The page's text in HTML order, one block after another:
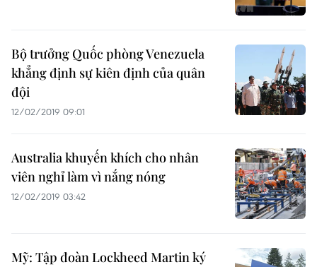
Bộ trưởng Quốc phòng Venezuela
khẳng định sự kiên định của quân
đội
12/02/2019 09:01
Australia khuyến khích cho nhân
viên nghỉ làm vì nắng nóng
12/02/2019 03:42
Mỹ: Tập đoàn Lockheed Martin ký